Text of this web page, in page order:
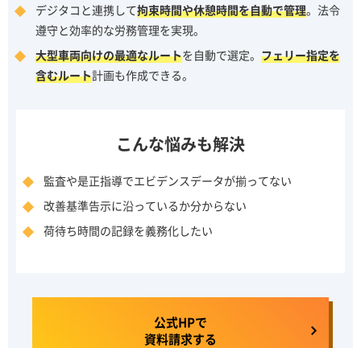
デジタコと連携して拘束時間や休憩時間を自動で管理。法令
遵守と効率的な労務管理を実現。
大型車両向けの最適なルートを自動で選定。 フェリー指定を
含むルート計画も作成できる。
こんな悩みも解決
監査や是正指導でエビデンスデータが揃ってない
改善基準告示に沿っているか分からない
荷待ち時間の記録を義務化したい
公式HPで
資料請求する